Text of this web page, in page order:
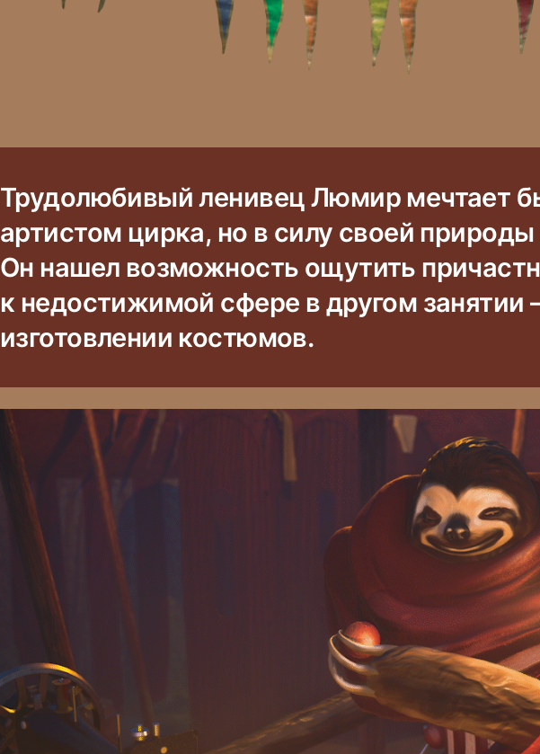
Трудолюбивый ленивец Люмир мечтает
артистом цирка, но в силу своей
Он нашел возможность ощутить
к недостижимой сфере в другом занятии
изготовлении костюмов.